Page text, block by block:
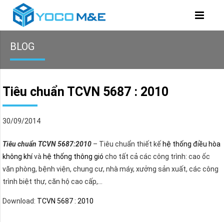
BLOG
Tiêu chuẩn TCVN 5687 : 2010
30/09/2014
Tiêu chuẩn TCVN 5687:2010 – Tiêu chuẩn thiết kếhệ thống điều hòa
không khívà hệ thống thông gió cho tất cả các công trình: cao ốc
văn phòng, bệnh viện, chung cư, nhà máy, xưởng sản xuất, các công
trình biệt thự, căn hộ cao cấp,…
Download: TCVN 5687 : 2010